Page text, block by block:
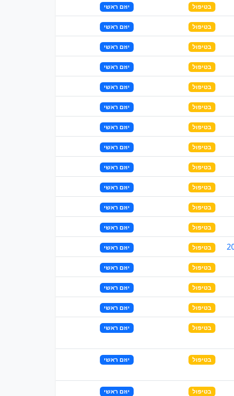
בטיפול יוזם ראשי
בטיפול יוזם ראשי
בטיפול יוזם ראשי
בטיפול יוזם ראשי
בטיפול יוזם ראשי
בטיפול יוזם ראשי
בטיפול יוזם ראשי
בטיפול יוזם ראשי
בטיפול יוזם ראשי
בטיפול יוזם ראשי
בטיפול יוזם ראשי
בטיפול יוזם ראשי
בטיפול יוזם ראשי
בטיפול יוזם ראשי
בטיפול יוזם ראשי
בטיפול יוזם ראשי
בטיפול יוזם ראשי
בטיפול יוזם ראשי
בטיפול יוזם ראשי